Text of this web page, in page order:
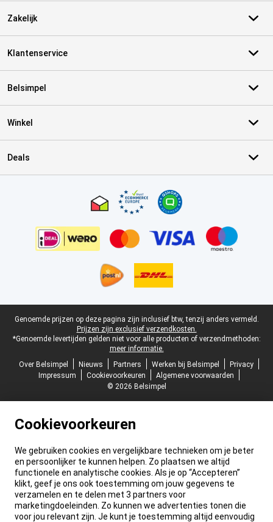
Zakelijk
Klantenservice
Belsimpel
Winkel
Deals
Juridische voettekst
Genoemde prijzen op deze pagina zijn inclusief btw, tenzij anders vermeld.
Prijzen zijn exclusief verzendkosten.
*Genoemde levertijden gelden niet voor alle producten of verzendmethoden:
meer informatie.
Over Belsimpel
Nieuws Partners Werken bij Belsimpel
Privacy
Impressum
Cookievoorkeuren
Algemene voorwaarden
© 2026 Belsimpel
Cookievoorkeuren
We gebruiken cookies en vergelijkbare technieken om je beter
en persoonlijker te kunnen helpen. Zo plaatsen we altijd
functionele en analytische cookies. Als je op “Accepteren”
klikt, geef je ons ook toestemming om jouw gegevens te
verzamelen en te delen met 3 partners voor
marketingdoeleinden. Zo kunnen we advertenties tonen die
voor jou relevant zijn. Je kunt je toestemming altijd eenvoudig